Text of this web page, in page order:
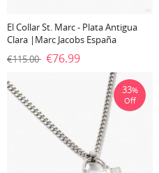
El Collar St. Marc - Plata Antigua
Clara |Marc Jacobs España
€115.00 €76.99
33%
Off